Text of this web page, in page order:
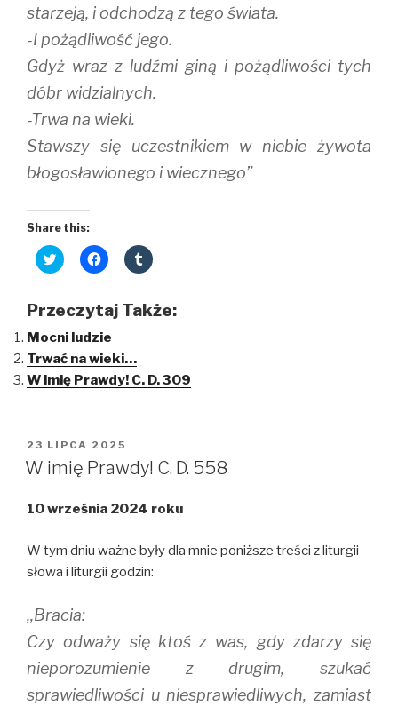
starzeją, i odchodzą z tego świata.
-I pożądliwość jego.
Gdyż wraz z ludźmi giną i pożądliwości tych
dóbr widzialnych.
-Trwa na wieki.
Stawszy się uczestnikiem w niebie żywota
błogosławionego i wiecznego”
Share this:
C
l
t
s
h
a
r
e
t
t
e
O
n
s
i
n
w
w
n
o
)
C
l
t
s
h
a
r
e
c
e
b
o
(
e
n
s
i
w
i
d
w
C
l
t
r
e
l
r
p
s
i
n
n
n
d
w
Przeczytaj Także:
Mocni ludzie
Trwać na wieki…
W imię Prawdy! C. D. 309
OPUBLIKOWANE
W
23 LIPCA 2025
W imię Prawdy! C. D. 558
10 września 2024 roku
W tym dniu ważne były dla mnie poniższe treści z liturgii
słowa i liturgii godzin:
,,Bracia:
Czy odważy się ktoś z was, gdy zdarzy się
nieporozumienie z drugim, szukać
sprawiedliwości u niesprawiedliwych, zamiast